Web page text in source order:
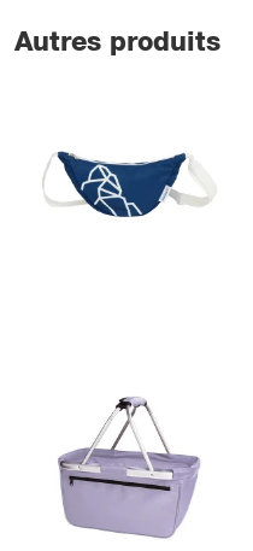
Autres produits